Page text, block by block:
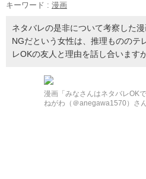
キーワード : 漫画
ネタバレの是非について考察した
NGだという女性は、推理もののテ
レOKの友人と理由を話し合います
漫画「みなさんはネタバレOK
ねがわ（＠anegawa1570）さ